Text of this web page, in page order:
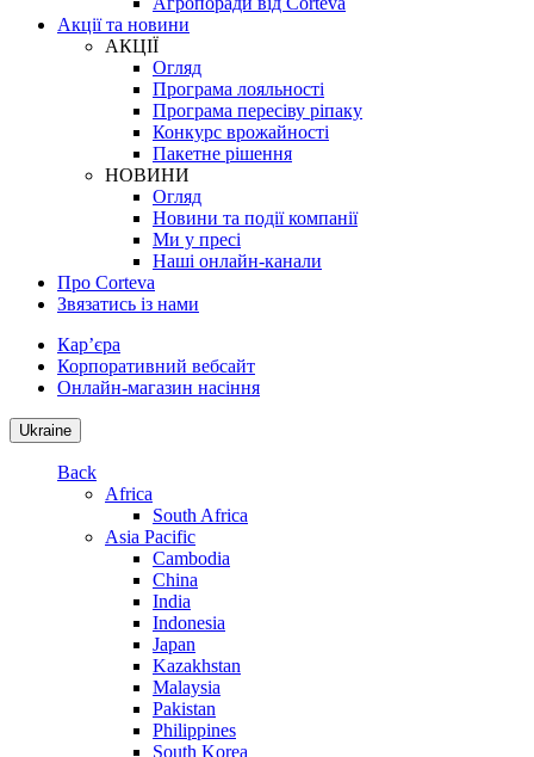
Акції та новини
АКЦІЇ
Огляд
Програма лояльності
Програма пересіву ріпаку
Конкурс врожайності
Пакетне рішення
НОВИНИ
Огляд
Новини та події компанії
Ми у пресі
Наші онлайн-канали
Про Corteva
Звязатись із нами
Кар’єра
Корпоративний вебсайт
Онлайн-магазин насіння
Ukraine
Back
Africa
South Africa
Asia Pacific
Cambodia
China
India
Indonesia
Japan
Kazakhstan
Malaysia
Pakistan
Philippines
South Korea